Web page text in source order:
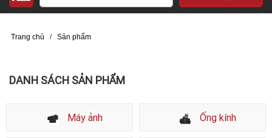
Trang chủ / Sản phẩm
DANH SÁCH SẢN PHẨM
Máy ảnh Ống kính